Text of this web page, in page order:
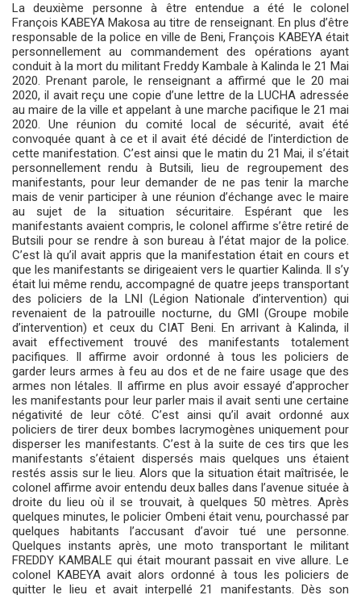
La deuxième personne à être entendue a été le colonel
François KABEYA Makosa au titre de renseignant. En plus d’être
responsable de la police en ville de Beni, François KABEYA était
personnellement au commandement des opérations ayant
conduit à la mort du militant Freddy Kambale à Kalinda le 21 Mai
2020. Prenant parole, le renseignant a affirmé que le 20 mai
2020, il avait reçu une copie d’une lettre de la LUCHA adressée
au maire de la ville et appelant à une marche pacifique le 21 mai
2020. Une réunion du comité local de sécurité, avait été
convoquée quant à ce et il avait été décidé de l’interdiction de
cette manifestation. C’est ainsi que le matin du 21 Mai, il s’était
personnellement rendu à Butsili, lieu de regroupement des
manifestants, pour leur demander de ne pas tenir la marche
mais de venir participer à une réunion d’échange avec le maire
au sujet de la situation sécuritaire. Espérant que les
manifestants avaient compris, le colonel affirme s’être retiré de
Butsili pour se rendre à son bureau à l’état major de la police.
C’est là qu’il avait appris que la manifestation était en cours et
que les manifestants se dirigeaient vers le quartier Kalinda. Il s’y
était lui même rendu, accompagné de quatre jeeps transportant
des policiers de la LNI (Légion Nationale d’intervention) qui
revenaient de la patrouille nocturne, du GMI (Groupe mobile
d’intervention) et ceux du CIAT Beni. En arrivant à Kalinda, il
avait effectivement trouvé des manifestants totalement
pacifiques. Il affirme avoir ordonné à tous les policiers de
garder leurs armes à feu au dos et de ne faire usage que des
armes non létales. Il affirme en plus avoir essayé d’approcher
les manifestants pour leur parler mais il avait senti une certaine
négativité de leur côté. C’est ainsi qu’il avait ordonné aux
policiers de tirer deux bombes lacrymogènes uniquement pour
disperser les manifestants. C’est à la suite de ces tirs que les
manifestants s’étaient dispersés mais quelques uns étaient
restés assis sur le lieu. Alors que la situation était maîtrisée, le
colonel affirme avoir entendu deux balles dans l’avenue située à
droite du lieu où il se trouvait, à quelques 50 mètres. Après
quelques minutes, le policier Ombeni était venu, pourchassé par
quelques habitants l’accusant d’avoir tué une personne.
Quelques instants après, une moto transportant le militant
FREDDY KAMBALE qui était mourant passait en vive allure. Le
colonel KABEYA avait alors ordonné à tous les policiers de
quitter le lieu et avait interpellé 21 manifestants. Dès son